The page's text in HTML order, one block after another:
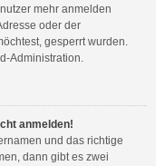
mehr anmelden
oder der
gesperrt wurden.
Administration.
anmelden!
und das richtige
dann gibt es zwei